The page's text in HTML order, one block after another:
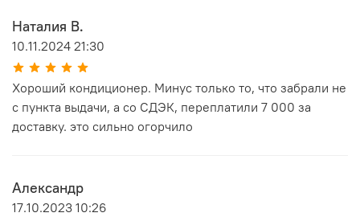
Наталия В.
10.11.2024 21:30
Хороший кондиционер. Минус только то, что забрали не
с пункта выдачи, а со СДЭК, переплатили 7 000 за
доставку. это сильно огорчило
Александр
17.10.2023 10:26